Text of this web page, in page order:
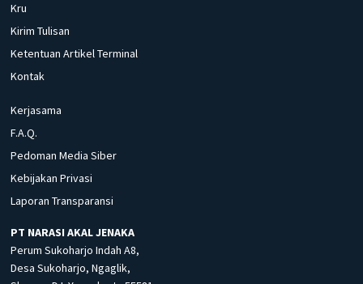
Kru
Kirim Tulisan
Ketentuan Artikel Terminal
Kontak
Kerjasama
F.A.Q.
Pedoman Media Siber
Kebijakan Privasi
Laporan Transparansi
PT NARASI AKAL JENAKA
Perum Sukoharjo Indah A8,
Desa Sukoharjo, Ngaglik,